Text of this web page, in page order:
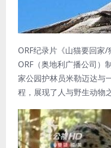
ORF纪录片《山猫要回家
ORF（奥地利广播公司
家公园护林员米勒迈达与
程，展现了人与野生动物